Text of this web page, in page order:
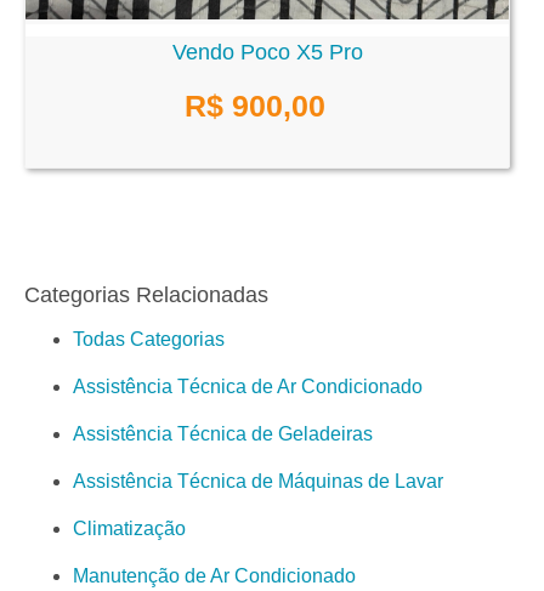
Vendo Poco X5 Pro
R$ 900,00
Categorias Relacionadas
Todas Categorias
Assistência Técnica de Ar Condicionado
Assistência Técnica de Geladeiras
Assistência Técnica de Máquinas de Lavar
Climatização
Manutenção de Ar Condicionado